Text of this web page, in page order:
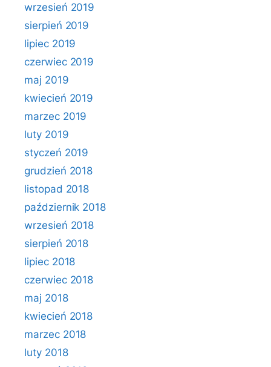
wrzesień 2019
sierpień 2019
lipiec 2019
czerwiec 2019
maj 2019
kwiecień 2019
marzec 2019
luty 2019
styczeń 2019
grudzień 2018
listopad 2018
październik 2018
wrzesień 2018
sierpień 2018
lipiec 2018
czerwiec 2018
maj 2018
kwiecień 2018
marzec 2018
luty 2018